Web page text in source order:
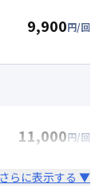
9,900円/回
11,000円/回
さらに表示する ▼